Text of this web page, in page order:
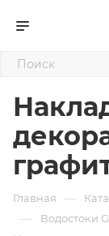
Главная —
— Водостоки